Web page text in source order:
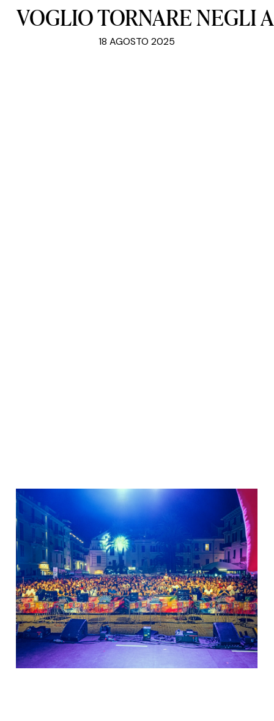
VOGLIOTORNARENEGLI
18 AGOSTO 2025